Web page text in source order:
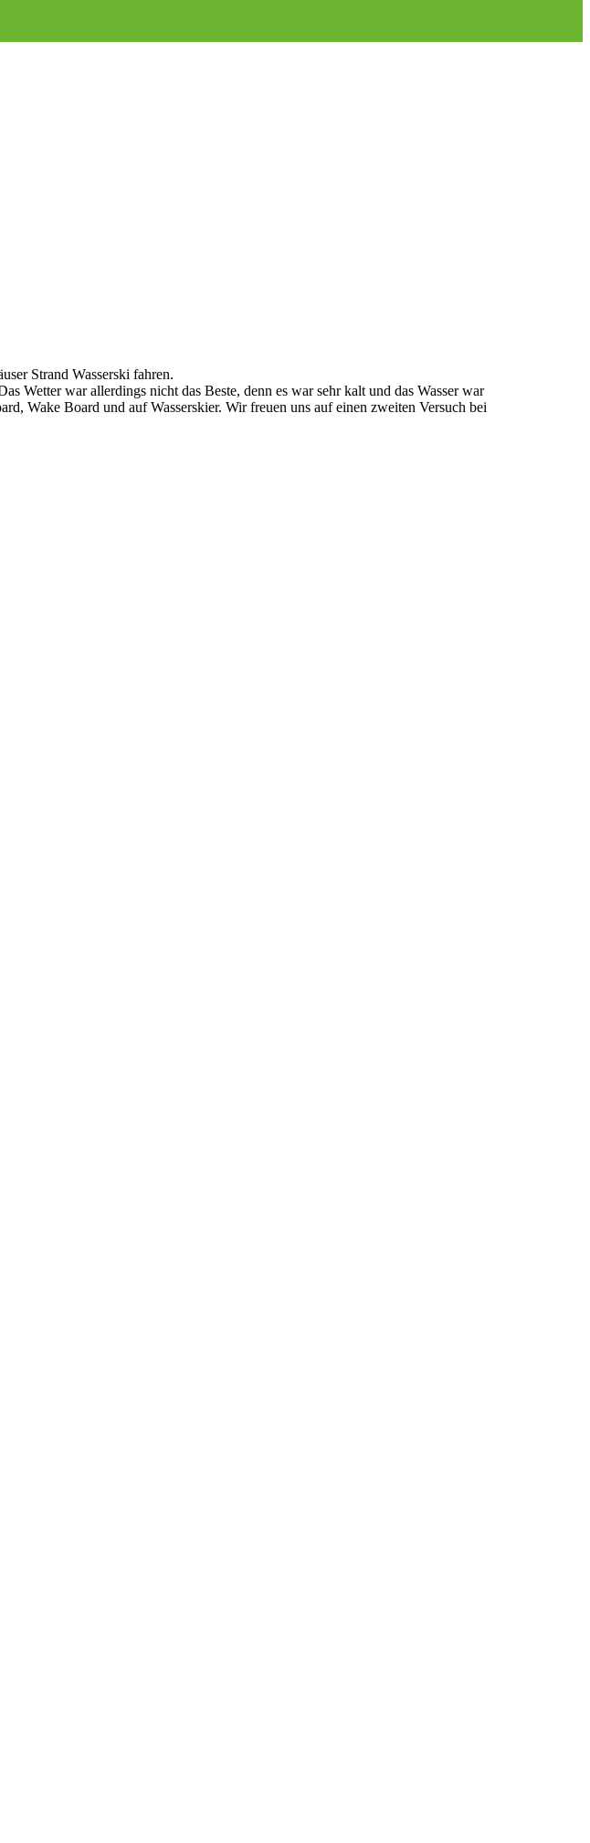
Strand Wasserski fahren.
Wetter war allerdings nicht das Beste, denn es war sehr kalt und das Wasser war
Wake Board und auf Wasserskier. Wir freuen uns auf einen zweiten Versuch bei